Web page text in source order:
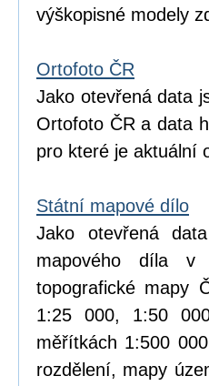
výškopisné modely
Ortofoto ČR
Jako otevřená data
Ortofoto ČR a data
pro které je aktuální
Státní mapové dílo
Jako otevřená
mapového díla v
topografické mapy
1:25 000, 1:50
měřítkách 1:500
rozdělení, mapy